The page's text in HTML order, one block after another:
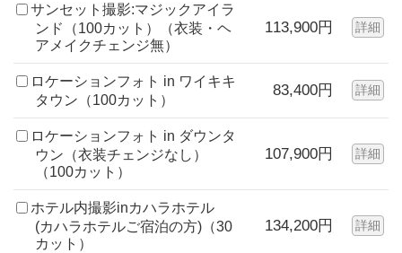
サンセット撮影:マジックアイラ
ンド（100カット）（衣装・ヘ
アメイクチェンジ無）
113,900円 詳細
ロケーションフォト in ワイキキ
タウン（100カット）
83,400円 詳細
ロケーションフォト in ダウンタ
ウン（衣装チェンジなし）
（100カット）
107,900円 詳細
ホテル内撮影inカハラホテル
(カハラホテルご宿泊の方)（30
カット）
134,200円 詳細